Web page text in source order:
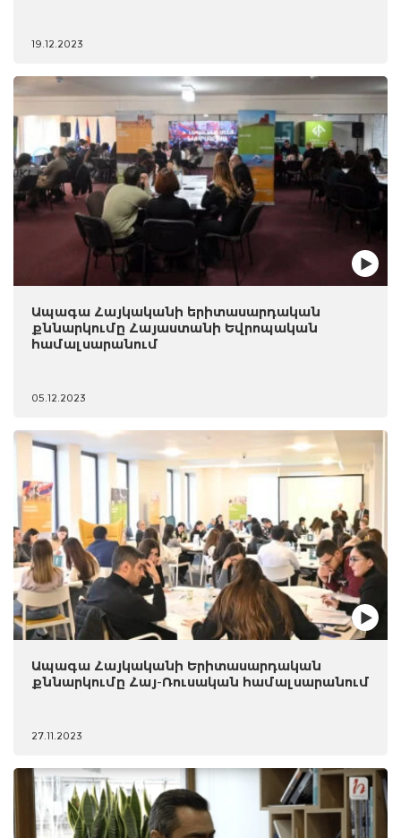
19.12.2023
Ապագա Հայկականի երիտասարդական
քննարկումը Հայաստանի Եվրոպական
համալսարանում
05.12.2023
Ապագա Հայկականի Երիտասարդական
քննարկումը Հայ-Ռուսական համալսարանում
27.11.2023